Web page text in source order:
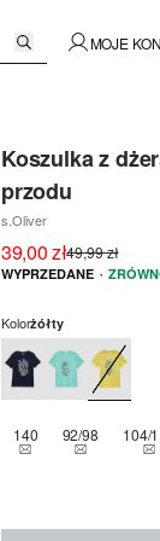
MOJE
Koszulka z
przodu
s.Oliver
39,00 zł49,99 zł
WYPRZEDANE ·
Kolorżółty
140TEN ROZMIAR
92/98
TEN 104/